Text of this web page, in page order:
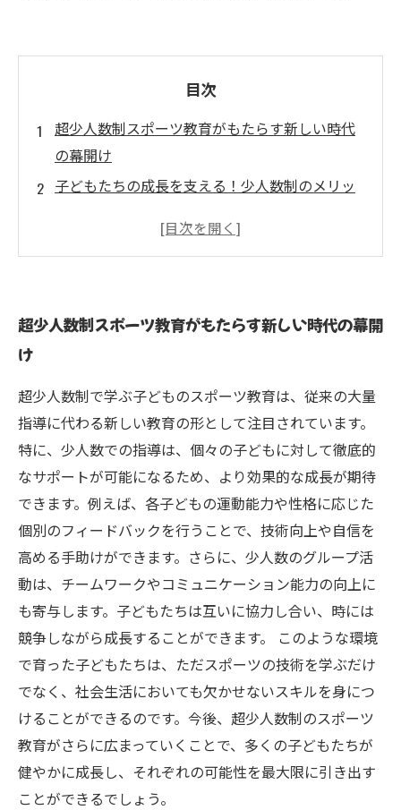
目次
超少人数制スポーツ教育がもたらす新しい時代
の幕開け
子どもたちの成長を支える！少人数制のメリッ
個別指導の力：子ども一人ひとりのニーズに応
ークの育成
の効果
子どもたちの未来を切り開く、超少人数制スポ
ーツ教育の可能性
次世代を育む！少人数制教育がもたらす豊かな
成長と成果
超少人数制スポーツ教育がもたらす新しい時代の幕開
け
超少人数制で学ぶ子どものスポーツ教育は、従来の大量
指導に代わる新しい教育の形として注目されています。
特に、少人数での指導は、個々の子どもに対して徹底的
なサポートが可能になるため、より効果的な成長が期待
できます。例えば、各子どもの運動能力や性格に応じた
個別のフィードバックを行うことで、技術向上や自信を
高める手助けができます。さらに、少人数のグループ活
動は、チームワークやコミュニケーション能力の向上に
も寄与します。子どもたちは互いに協力し合い、時には
競争しながら成長することができます。 このような環境
で育った子どもたちは、ただスポーツの技術を学ぶだけ
でなく、社会生活においても欠かせないスキルを身につ
けることができるのです。今後、超少人数制のスポーツ
教育がさらに広まっていくことで、多くの子どもたちが
健やかに成長し、それぞれの可能性を最大限に引き出す
ことができるでしょう。